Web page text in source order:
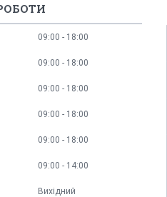
09:00 18:00
09:00 18:00
09:00 18:00
09:00 18:00
09:00 18:00
09:00 14:00
Вихідний